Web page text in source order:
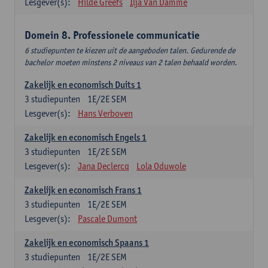
Domein 8. Professionele communicatie
6 studiepunten te kiezen uit de aangeboden talen. Gedurende de
bachelor moeten minstens 2 niveaus van 2 talen behaald worden.
Zakelijk en economisch Duits 1
1E/2E SEM
3 studiepunten
Lesgever(s):
Hans Verboven
Zakelijk en economisch Engels 1
1E/2E SEM
3 studiepunten
Lesgever(s):
Jana Declercq Lola Oduwole
Zakelijk en economisch Frans 1
1E/2E SEM
3 studiepunten
Lesgever(s):
Pascale Dumont
Zakelijk en economisch Spaans 1
1E/2E SEM
3 studiepunten